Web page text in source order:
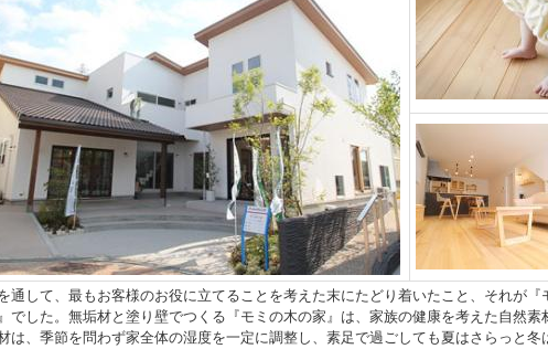
通して、最もお客様のお役に立てることを考えた末にたどり着いたこと、それが『
でした。無垢材と塗り壁でつくる『モミの木の家』は、家族の健康を考えた自然素
は、季節を問わず家全体の湿度を一定に調整し、素足で過ごしても夏はさらっと冬